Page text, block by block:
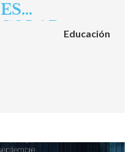
Educación